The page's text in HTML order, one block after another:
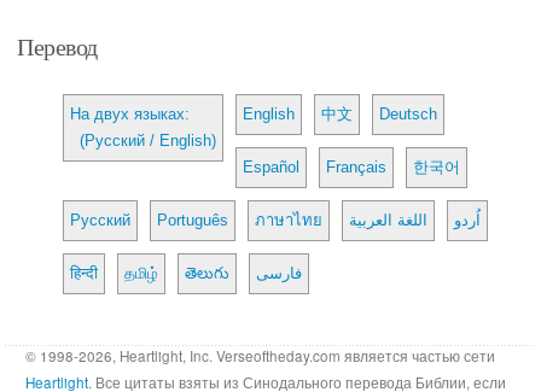
Перевод
На двух языках:
(Русский / English)
English 中文 Deutsch
Español Français 한국어
Русский Português ภาษาไทย اللغة العربية اُردو
हिन्दी தமிழ் తెలుగు فارسی
© 1998-2026, Heartlight, Inc. Verseoftheday.com является частью сети
Heartlight. Все цитаты взяты из Синодального перевода Библии, если